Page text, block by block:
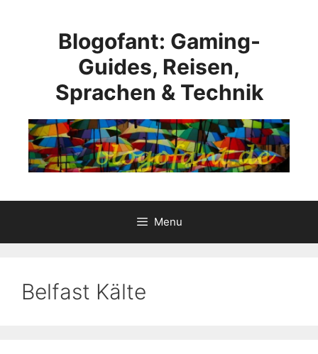
Blogofant: Gaming-
Guides, Reisen,
Sprachen & Technik
Menu
Belfast Kälte